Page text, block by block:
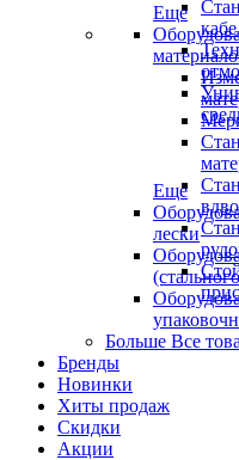
Еще
Еще
лески
Больше Все
Бренды
Новинки
Хиты продаж
Скидки
Акции